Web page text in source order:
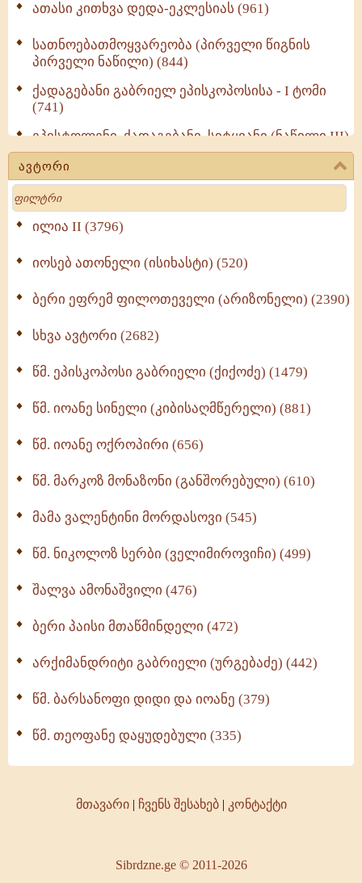
ათასი კითხვა დედა-ეკლესიას (961)
სათნოებათმოყვარეობა (პირველი წიგნის
პირველი ნაწილი) (844)
ქადაგებანი გაბრიელ ეპისკოპოსისა - I ტომი
(741)
ეპისტოლენი, ქადაგებანი, სიტყვანი (ნაწილი III)
(723)
მოძღვრის ძალზე სასარგებლო რჩევები
მრევლისათვის (545)
Wisdomge (514)
ქადაგებანი გაბრიელ ეპისკოპოსისა - II ტომი
სულიერი ცხოვრების სახელმძღვანელო -
ნაწილი II (369)
ავტორი
Search
ილია II (3796)
იოსებ ათონელი (ისიხასტი) (520)
ბერი ეფრემ ფილოთეველი (არიზონელი) (2390)
სხვა ავტორი (2682)
წმ. ეპისკოპოსი გაბრიელი (ქიქოძე) (1479)
წმ. იოანე სინელი (კიბისაღმწერელი) (881)
წმ. იოანე ოქროპირი (656)
წმ. მარკოზ მონაზონი (განშორებული) (610)
მამა ვალენტინი მორდასოვი (545)
წმ. ნიკოლოზ სერბი (ველიმიროვიჩი) (499)
შალვა ამონაშვილი (476)
ბერი პაისი მთაწმინდელი (472)
არქიმანდრიტი გაბრიელი (ურგებაძე) (442)
წმ. ბარსანოფი დიდი და იოანე (379)
წმ. თეოფანე დაყუდებული (335)
მთავარი| ჩვენს შესახებ| კონტაქტი
Sibrdzne.ge © 2011-2026